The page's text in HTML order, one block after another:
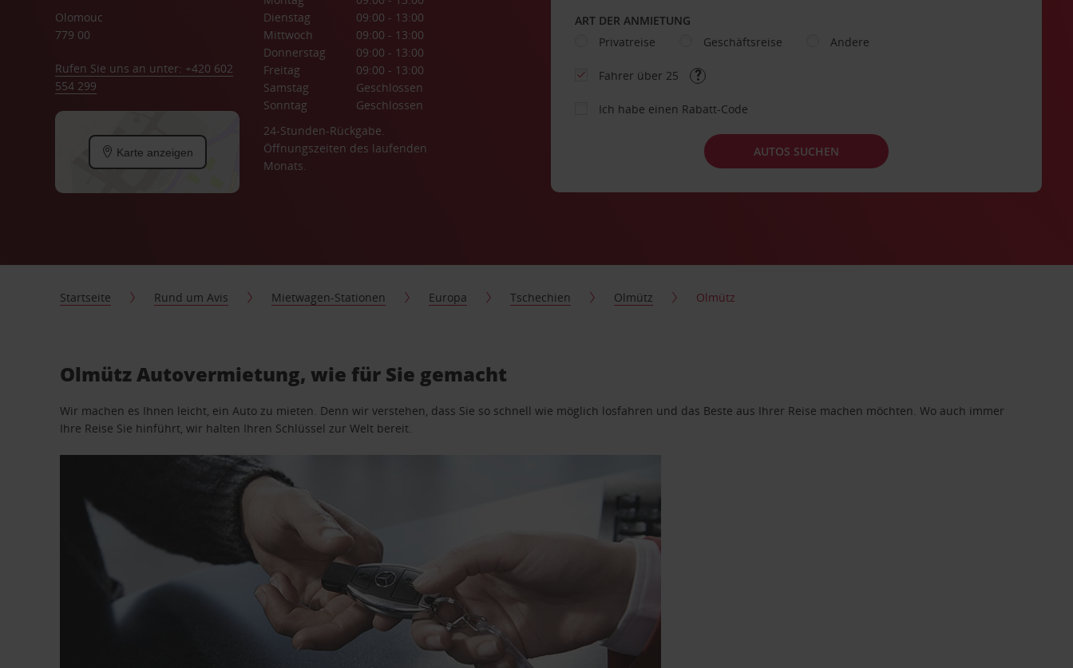
Olomouc
779 00
Rufen Sie uns an unter: +420 602
554 299
Karte anzeigen
Dienstag
09:00 - 13:00
Mittwoch
09:00 - 13:00
Donnerstag
09:00 - 13:00
Freitag
09:00 - 13:00
Samstag
Geschlossen
Sonntag
Geschlossen
24-Stunden-Rückgabe.
Öffnungszeiten des laufenden
Monats.
ART DER ANMIETUNG
Privatreise
Geschäftsreise Andere
Fahrer über 25
Ich habe einen Rabatt-Code
AUTOS SUCHEN
Startseite Rund um Avis Mietwagen-Stationen Europa Tschechien Olmütz Olmütz
Olmütz Autovermietung, wie für Sie gemacht
Wir machen es Ihnen leicht, ein Auto zu mieten. Denn wir verstehen, dass Sie so schnell wie möglich losfahren und das Beste aus Ihrer Reise machen möchten. Wo auch immer
Ihre Reise Sie hinführt, wir halten Ihren Schlüssel zur Welt bereit.